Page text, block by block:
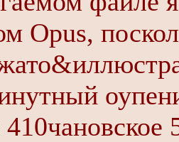
Opus,
410чановское